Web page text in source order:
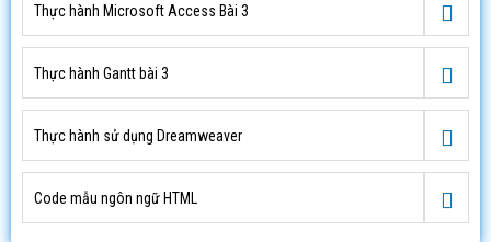
Thực hành Microsoft Access Bài 3
Thực hành Gantt bài 3
Thực hành sử dụng Dreamweaver
Code mẫu ngôn ngữ HTML